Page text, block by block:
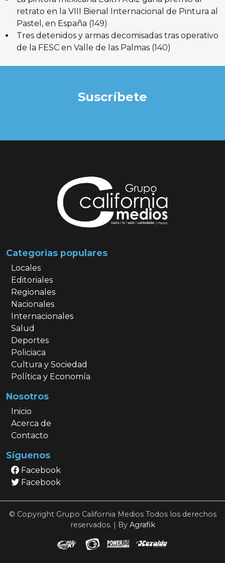
retrato en la VIII Bienal Internacional de Pintura al
Pastel, en España (149)
Tres detenidos y armas decomisadas tras operativo
de la FESC en Valle de las Palmas (140)
Suscríbete
Categorias populares
Locales
Editoriales
Regionales
Nacionales
Internacionales
Salud
Deportes
Policiaca
Cultura y Sociedad
Política y Economía
Nosotros
Inicio
Acerca de
Contacto
Síguenos
Facebook
Facebook
© Copyright Grupo California Medios Todos los derechos
reservados. | By Agrafik